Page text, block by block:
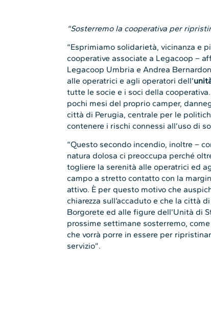
“Sosterremo la cooperativa per
“Esprimiamo solidarietà, vicinanza e
cooperative associate a Legacoop –
Legacoop Umbria e Andrea
alle operatrici e agli operatori dell’
tutte le socie e i soci della
pochi mesi del proprio camper,
città di Perugia, centrale per le
contenere i rischi connessi all’uso di
“Questo secondo incendio, inoltre –
natura dolosa ci preoccupa perché
togliere la serenità alle operatrici ed
campo a stretto contatto con la
attivo. È per questo motivo che
chiarezza sull’accaduto e che la città
Borgorete ed alle figure dell’Unità di
prossime settimane sosterremo,
che vorrà porre in essere per
servizio”.